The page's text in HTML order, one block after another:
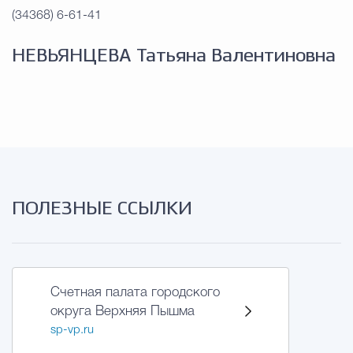
(34368) 6-61-41
НЕВЬЯНЦЕВА Татьяна Валентиновна
ПОЛЕЗНЫЕ ССЫЛКИ
Счетная палата городского
округа Верхняя Пышма
sp-vp.ru